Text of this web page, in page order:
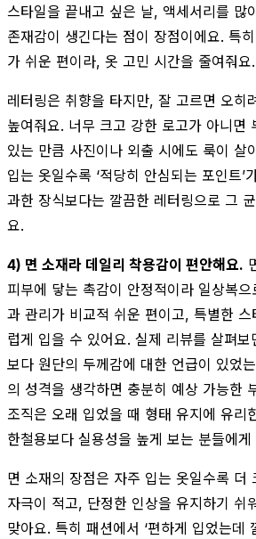
스타일을 끝내고 싶은 날, 액세서리를 많
존재감이 생긴다는 점이 장점이에요. 특
가 쉬운 편이라, 옷 고민 시간을 줄여줘요.
레터링은 취향을 타지만, 잘 고르면 오히
높여줘요. 너무 크고 강한 로고가 아니면
있는 만큼 사진이나 외출 시에도 룩이 살
입는 옷일수록 ‘적당히 안심되는 포인트’
과한 장식보다는 깔끔한 레터링으로 그
요.
4) 면 소재라 데일리 착용감이 편안해요.
피부에 닿는 촉감이 안정적이라 일상복
과 관리가 비교적 쉬운 편이고, 특별한
럽게 입을 수 있어요. 실제 리뷰를 살펴
보다 원단의 두께감에 대한 언급이 있었
의 성격을 생각하면 충분히 예상 가능한
조직은 오래 입었을 때 형태 유지에 유리
한철용보다 실용성을 높게 보는 분들에게
면 소재의 장점은 자주 입는 옷일수록 더
자극이 적고, 단정한 인상을 유지하기 쉬
맞아요. 특히 패션에서 ‘편하게 입었는데